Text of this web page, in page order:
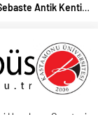
Eşliğinde Yerinde İnceledi